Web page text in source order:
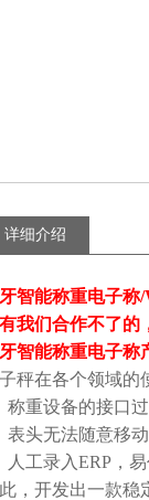
详细介绍
智能称重电子称/
我们合作不了的
智能称重电子称
秤在各个领域的
称重设备的接口
表头无法随意移
人工录入ERP，
，开发出一款稳